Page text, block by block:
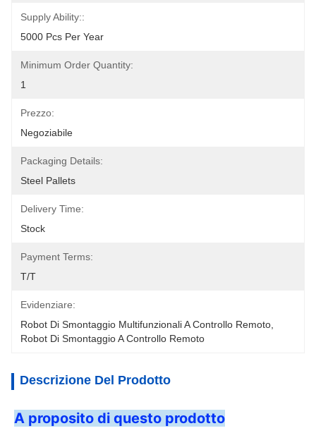
Supply Ability::
5000 Pcs Per Year
Minimum Order Quantity:
1
Prezzo:
Negoziabile
Packaging Details:
Steel Pallets
Delivery Time:
Stock
Payment Terms:
T/T
Evidenziare:
Robot Di Smontaggio Multifunzionali A Controllo Remoto
Robot Di Smontaggio A Controllo Remoto
Descrizione Del Prodotto
A proposito di questo prodotto